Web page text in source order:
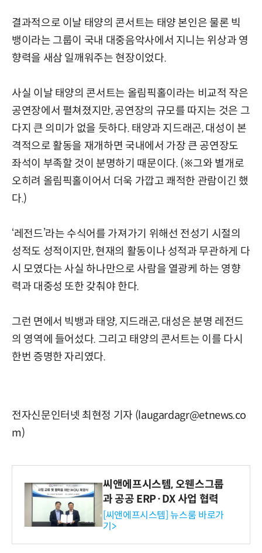
결과적으로 이날 태양의 콘서트는 태양 본인은 물론 빅
뱅이라는 그룹이 국내 대중음악사에서 지니는 위상과 영
향력을 새삼 일깨워주는 현장이었다.
사실 이날 태양의 콘서트는 올림픽홀이라는 비교적 작은
공연장에서 펼쳐졌지만, 공연장의 규모를 따지는 것은 그
다지 큰 의미가 없을 듯하다. 태양과 지드래곤, 대성이 본
격적으로 활동을 재개하면 국내에서 가장 큰 공연장도
좌석이 부족할 것이 분명하기 때문이다. (※그와 별개로
오히려 올림픽홀이어서 더욱 가깝고 쾌적한 관람이긴 했
다.)
‘레전드’라는 수식어를 가져가기 위해선 전성기 시절의
성적도 성적이지만, 현재의 활동이나 성적과 무관하게 다
시 모였다는 사실 하나만으로 사람을 열광케 하는 영향
력과 대중성 또한 갖춰야 한다.
그런 면에서 빅뱅과 태양, 지드래곤, 대성은 분명 레전드
의 영역에 들어섰다. 그리고 태양의 콘서트는 이를 다시
한번 증명한 자리였다.
전자신문인터넷 최현정 기자 (laugardagr@etnews.co
m)
씨앤에프시스템, 오웬스그룹
과 공공 ERP·DX 사업 협력
[씨앤에프시스템] 뉴스룸 바로가
기>